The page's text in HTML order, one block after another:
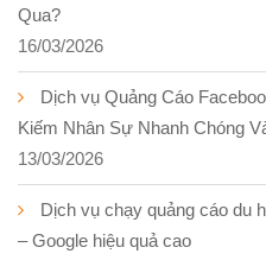
Qua?
16/03/2026
Dịch vụ Quảng Cáo
Kiếm Nhân Sự Nhanh Chóng
13/03/2026
Dịch vụ chạy quảng cáo du
– Google hiệu quả cao